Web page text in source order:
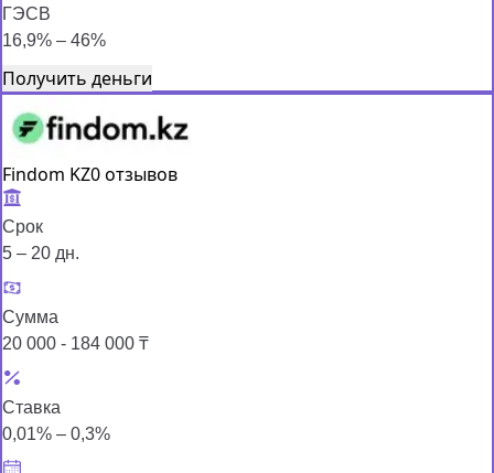
ГЭСВ
16,9% – 46%
Получить деньги
Findom KZ0 отзывов
Срок
5 – 20 дн.
Сумма
20 000 - 184 000 ₸
Ставка
0,01% – 0,3%